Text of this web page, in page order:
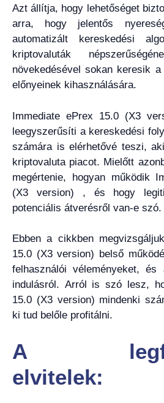
Azt állítja, hogy lehetőséget
arra, hogy jelentős
automatizált kereskedési
kriptovaluták
növekedésével sokan keresik
előnyeinek kihasználására.
Immediate ePrex 15.0 (X3
leegyszerűsíti a kereskedési
számára is elérhetővé teszi,
kriptovaluta piacot. Mielőtt
megértenie, hogyan működik
(X3 version) , és hogy
potenciális átverésről van-e szó.
Ebben a cikkben
15.0 (X3 version) belső
felhasználói véleményeket,
indulásról. Arról is szó lesz,
15.0 (X3 version) mindenki
ki tud belőle profitálni.
A
elvitelek: